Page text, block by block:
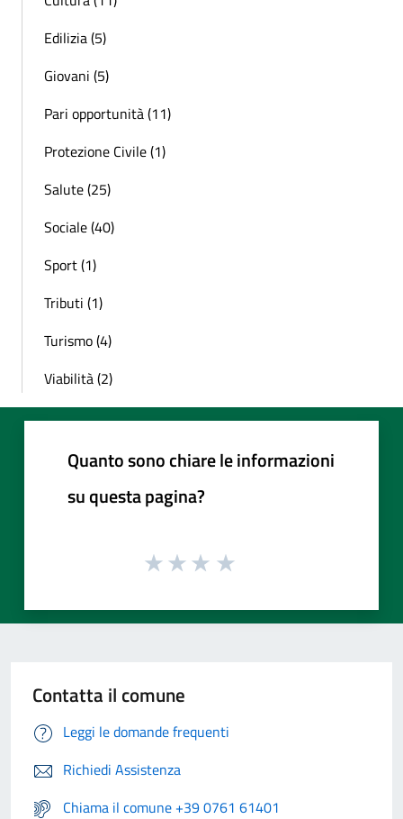
Edilizia (5)
Giovani (5)
Pari opportunità (11)
Protezione Civile (1)
Salute (25)
Sociale (40)
Sport (1)
Tributi (1)
Turismo (4)
Viabilità (2)
Quanto sono chiare le informazioni
su questa pagina?
Contatta il comune
Leggi le domande frequenti
Richiedi Assistenza
Chiama il comune +39 0761 61401